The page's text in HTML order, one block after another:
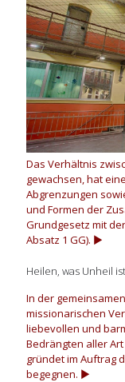
Das Verhältnis
gewachsen, hat
Abgrenzungen
und Formen der
Grundgesetz mit
Absatz 1 GG). ▶
Heilen, was Unheil
In der
missionarischen
liebevollen und
Bedrängten aller
gründet im Auftrag
begegnen. ▶